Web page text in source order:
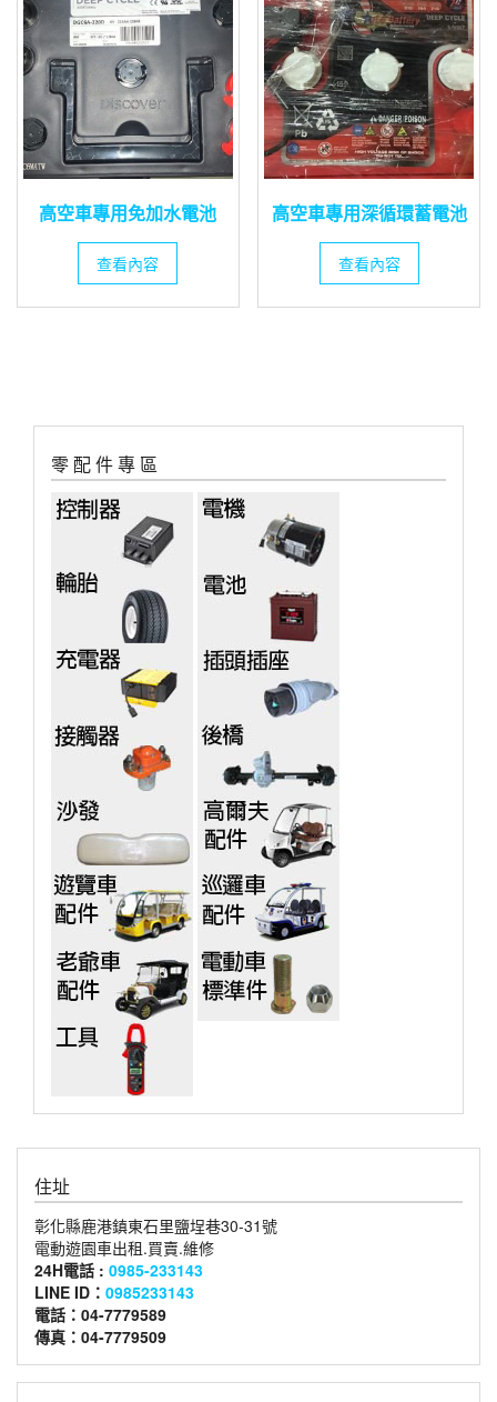
高空車專用免加水電池
查看內容
高空車專用深循環蓄電池
查看內容
零 配 件 專 區
住址
彰化縣鹿港鎮東石里鹽埕巷30-31號
電動遊園車出租.買賣.維修
24H電話 : 0985-233143
LINE ID： 0985233143
電話：04-7779589
傳真：04-7779509